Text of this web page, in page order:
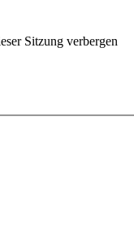
Sitzung verbergen